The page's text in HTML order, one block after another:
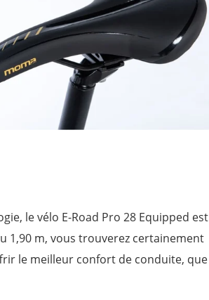
le vélo E-Road Pro 28 Equipped est
1,90 m, vous trouverez certainement
le meilleur confort de conduite, que